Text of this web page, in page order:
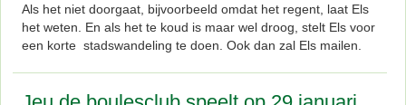
Als het niet doorgaat, bijvoorbeeld omdat het regent, laat Els
het weten. En als het te koud is maar wel droog, stelt Els voor
een korte stadswandeling te doen. Ook dan zal Els mailen.